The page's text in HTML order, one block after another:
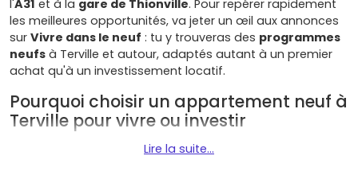
l'A31 et à la gare de Thionville. Pour repérer rapidement
les meilleures opportunités, va jeter un œil aux annonces
sur Vivre dans le neuf : tu y trouveras des programmes
neufs à Terville et autour, adaptés autant à un premier
achat qu'à un investissement locatif.
Pourquoi choisir un appartement neuf à
Terville pour vivre ou investir
Terville présente plusieurs atouts qui en font une
Lire la suite...